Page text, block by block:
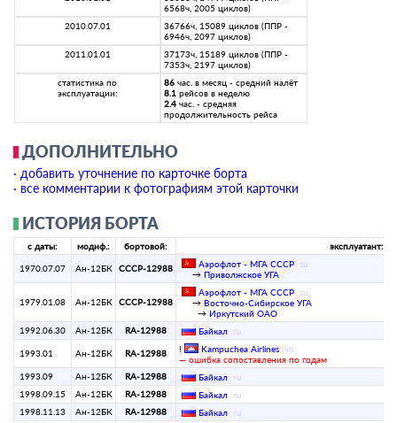
6568ч, 2005 циклов)
2010.07.01
36766ч, 15089 циклов (ППР -
6946ч, 2097 циклов)
2011.01.01
37173ч, 15189 циклов (ППР -
7353ч, 2197 циклов)
статистика по
эксплуатации:
86 час. в месяц - средний налёт
8.1 рейсов в неделю
2.4 час. - средняя
продолжительность рейса
ДОПОЛНИТЕЛЬНО
· добавить уточнение по карточке борта
· все комментарии к фотографиям этой карточки
ИСТОРИЯ БОРТА
с даты: модиф.: бортовой: эксплуатант:
1970.07.07 Ан-12БК СССР-12988 Аэрофлот - МГА СССР su
→ Приволжское УГА
1979.01.08 Ан-12БК СССР-12988
Аэрофлот - МГА СССР su
→ Восточно-Сибирское УГА
→ Иркутский ОАО
1992.06.30
Ан-12БК RA-12988 Байкал ru
1993.01 Ан-12БК RA-12988 ! Kampuchea Airlines kh
— ошибка сопоставления по годам
1993.09
Ан-12БК RA-12988 Байкал ru
1998.09.15
Ан-12БК RA-12988 Байкал ru
1998.11.13
Ан-12БК RA-12988 Байкал ru